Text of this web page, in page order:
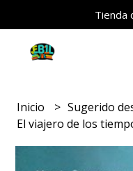
Tienda
Inicio
Sugerido
El viajero de los